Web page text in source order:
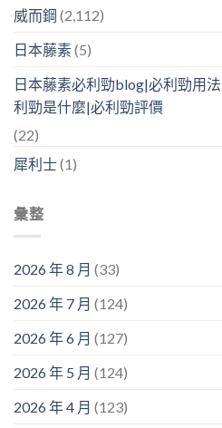
威而鋼 (2,112)
日本藤素(5)
日本藤素必利勁blog|必利勁用
利勁是什麼|必利勁評價
(22)
犀利士(1)
彙整
2026 年 8 月 (33)
2026 年 7 月 (124)
2026 年 6 月 (127)
2026 年 5 月 (124)
2026 年 4 月 (123)